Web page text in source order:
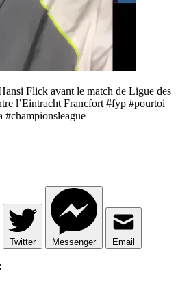
Flick avant le match de Ligue des
l’Eintracht Francfort #fyp #pourtoi
Twitter Messenger Email